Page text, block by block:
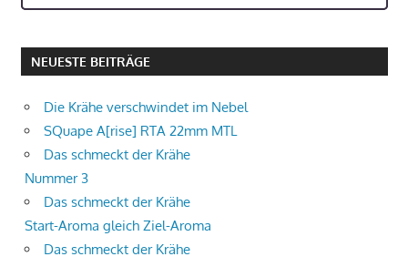
NEUESTE BEITRÄGE
Die Krähe verschwindet im Nebel
SQuape A[rise] RTA 22mm MTL
Das schmeckt der Krähe
Nummer 3
Das schmeckt der Krähe
Start-Aroma gleich Ziel-Aroma
Das schmeckt der Krähe